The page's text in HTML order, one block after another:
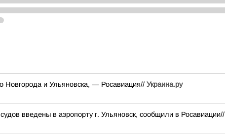
Новгорода и Ульяновска, — Росавиация// Украина.ру
введены в аэропорту г. Ульяновск, сообщили в Росавиации//